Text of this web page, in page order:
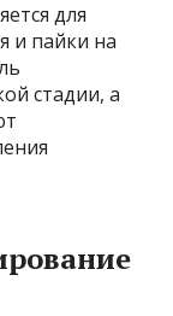
для
и пайки на
стадии, а